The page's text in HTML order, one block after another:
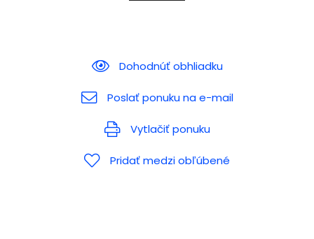
Dohodnúť obhliadku
Poslať ponuku na e-mail
Vytlačiť ponuku
Pridať medzi obľúbené